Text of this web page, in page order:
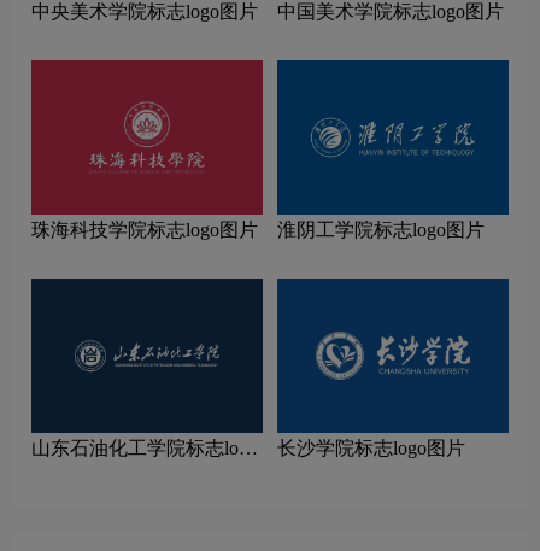
中央美术学院标志logo图片 中国美术学院标志logo图片
珠海科技学院标志logo图片 淮阴工学院标志logo图片
山东石油化工学院标志logo
长沙学院标志logo图片